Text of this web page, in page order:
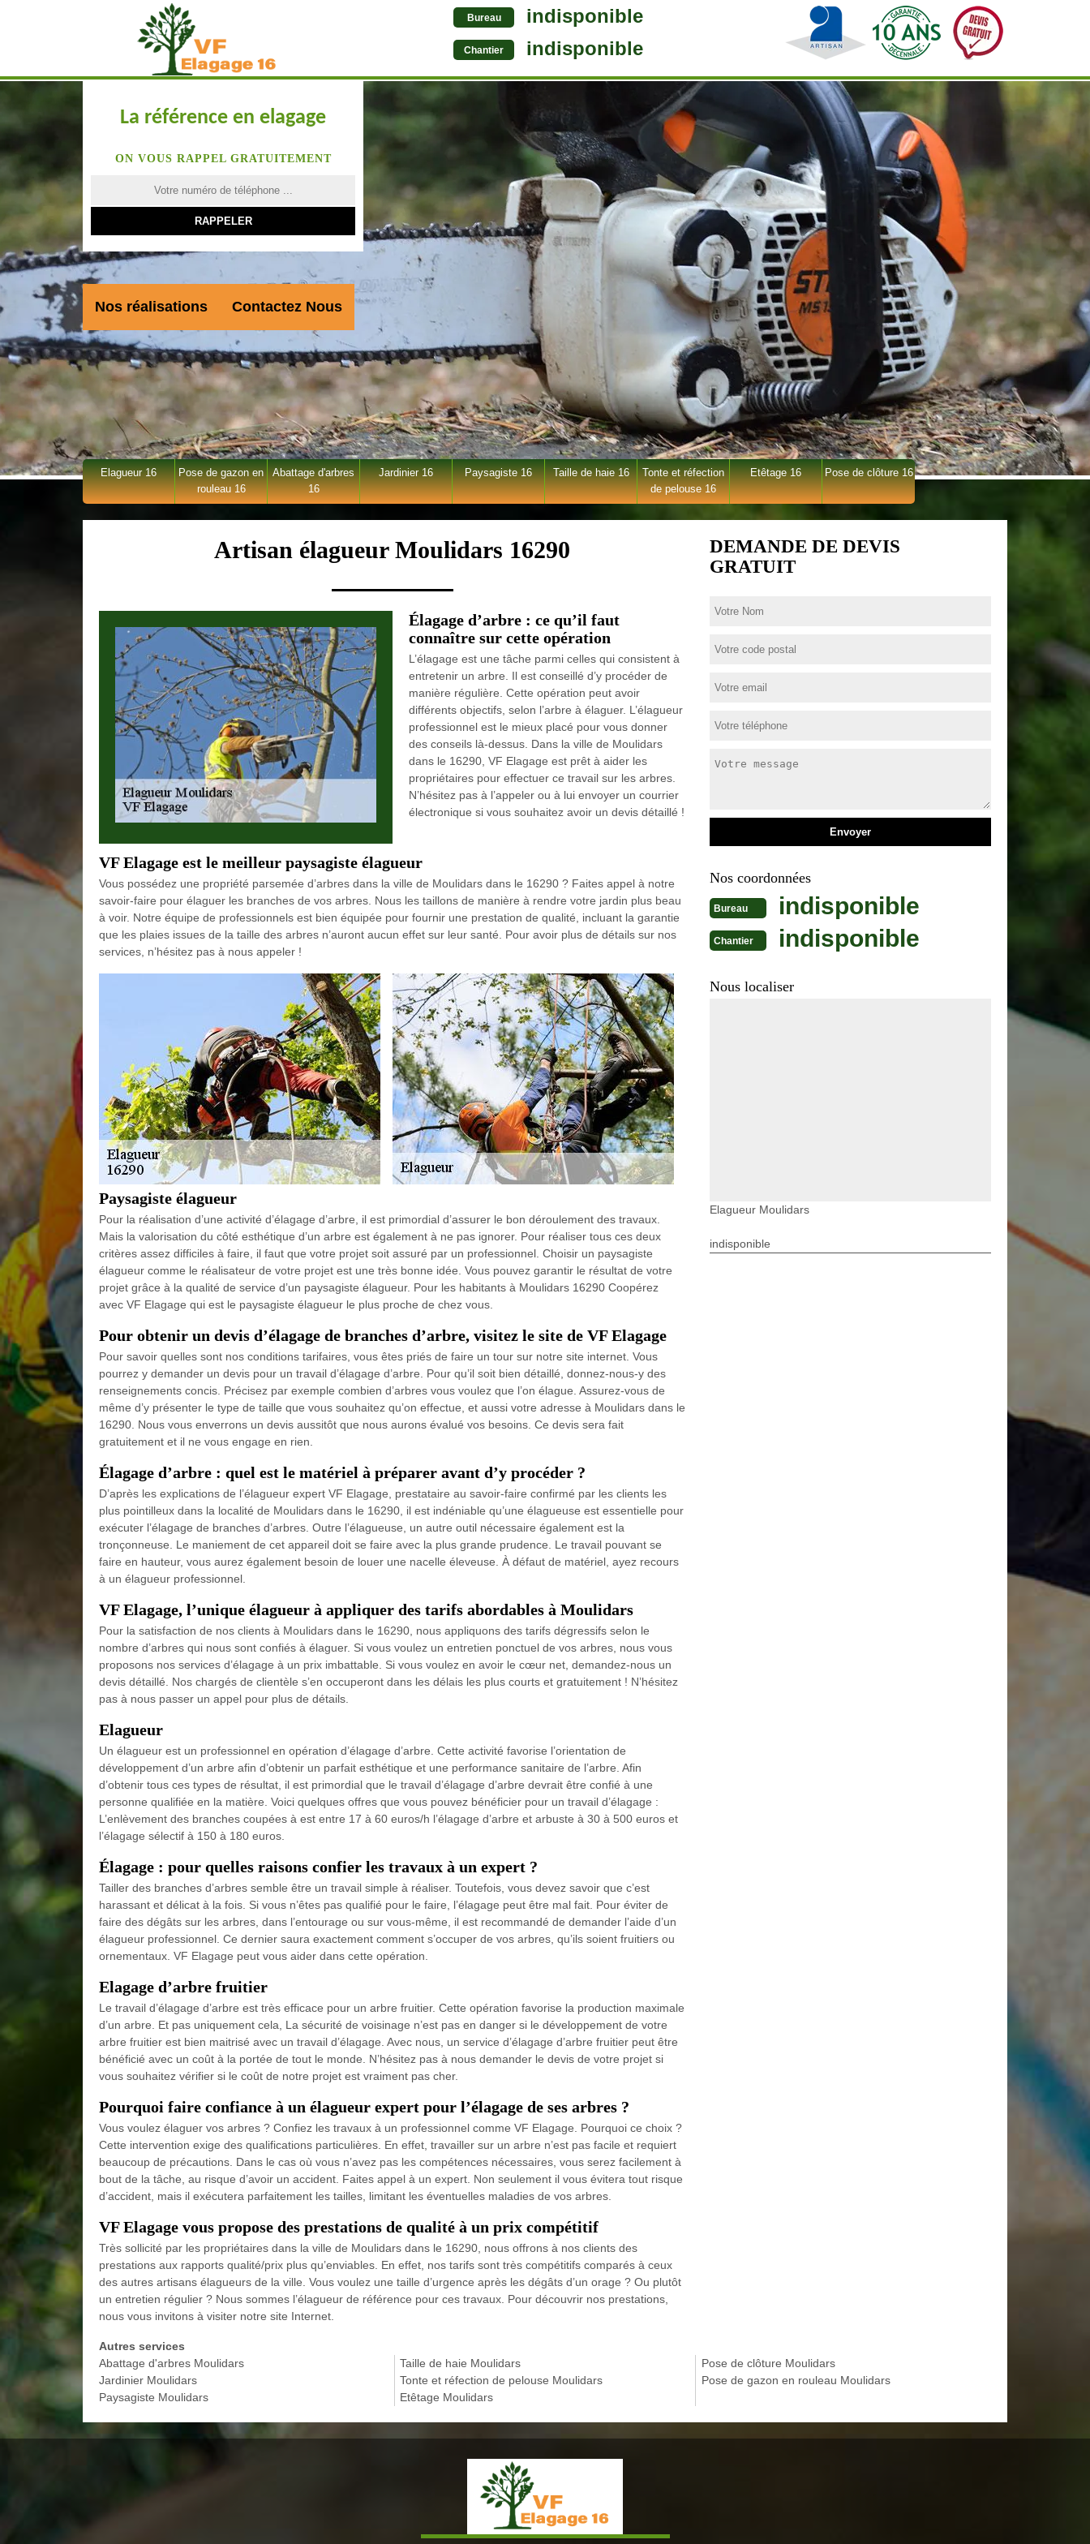
Bureau indisponible
Chantier indisponible
La référence en elagage
ON VOUS RAPPEL GRATUITEMENT
Nos réalisations Contactez Nous
Elagueur 16
Pose de gazon en
rouleau 16
Abattage d'arbres
16
Jardinier 16 Paysagiste 16 Taille de haie 16
Tonte et réfection
de pelouse 16
Etêtage 16 Pose de clôture 16
Artisan élagueur Moulidars 16290
Élagage d’arbre : ce qu’il faut
connaître sur cette opération
L’élagage est une tâche parmi celles qui consistent à
entretenir un arbre. Il est conseillé d’y procéder de
manière régulière. Cette opération peut avoir
différents objectifs, selon l’arbre à élaguer. L’élagueur
professionnel est le mieux placé pour vous donner
des conseils là-dessus. Dans la ville de Moulidars
dans le 16290, VF Elagage est prêt à aider les
propriétaires pour effectuer ce travail sur les arbres.
N’hésitez pas à l’appeler ou à lui envoyer un courrier
électronique si vous souhaitez avoir un devis détaillé !
VF Elagage est le meilleur paysagiste élagueur
Vous possédez une propriété parsemée d’arbres dans la ville de Moulidars dans le 16290 ? Faites appel à notre
savoir-faire pour élaguer les branches de vos arbres. Nous les taillons de manière à rendre votre jardin plus beau
à voir. Notre équipe de professionnels est bien équipée pour fournir une prestation de qualité, incluant la garantie
que les plaies issues de la taille des arbres n’auront aucun effet sur leur santé. Pour avoir plus de détails sur nos
services, n’hésitez pas à nous appeler !
Paysagiste élagueur
Pour la réalisation d’une activité d’élagage d’arbre, il est primordial d’assurer le bon déroulement des travaux.
Mais la valorisation du côté esthétique d’un arbre est également à ne pas ignorer. Pour réaliser tous ces deux
critères assez difficiles à faire, il faut que votre projet soit assuré par un professionnel. Choisir un paysagiste
élagueur comme le réalisateur de votre projet est une très bonne idée. Vous pouvez garantir le résultat de votre
projet grâce à la qualité de service d’un paysagiste élagueur. Pour les habitants à Moulidars 16290 Coopérez
avec VF Elagage qui est le paysagiste élagueur le plus proche de chez vous.
Pour obtenir un devis d’élagage de branches d’arbre, visitez le site de VF Elagage
Pour savoir quelles sont nos conditions tarifaires, vous êtes priés de faire un tour sur notre site internet. Vous
pourrez y demander un devis pour un travail d’élagage d’arbre. Pour qu’il soit bien détaillé, donnez-nous-y des
renseignements concis. Précisez par exemple combien d’arbres vous voulez que l’on élague. Assurez-vous de
même d’y présenter le type de taille que vous souhaitez qu’on effectue, et aussi votre adresse à Moulidars dans le
16290. Nous vous enverrons un devis aussitôt que nous aurons évalué vos besoins. Ce devis sera fait
gratuitement et il ne vous engage en rien.
Élagage d’arbre : quel est le matériel à préparer avant d’y procéder ?
D’après les explications de l’élagueur expert VF Elagage, prestataire au savoir-faire confirmé par les clients les
plus pointilleux dans la localité de Moulidars dans le 16290, il est indéniable qu’une élagueuse est essentielle pour
exécuter l’élagage de branches d’arbres. Outre l’élagueuse, un autre outil nécessaire également est la
tronçonneuse. Le maniement de cet appareil doit se faire avec la plus grande prudence. Le travail pouvant se
faire en hauteur, vous aurez également besoin de louer une nacelle éleveuse. À défaut de matériel, ayez recours
à un élagueur professionnel.
VF Elagage, l’unique élagueur à appliquer des tarifs abordables à Moulidars
Pour la satisfaction de nos clients à Moulidars dans le 16290, nous appliquons des tarifs dégressifs selon le
nombre d’arbres qui nous sont confiés à élaguer. Si vous voulez un entretien ponctuel de vos arbres, nous vous
proposons nos services d’élagage à un prix imbattable. Si vous voulez en avoir le cœur net, demandez-nous un
devis détaillé. Nos chargés de clientèle s’en occuperont dans les délais les plus courts et gratuitement ! N’hésitez
pas à nous passer un appel pour plus de détails.
Elagueur
Un élagueur est un professionnel en opération d’élagage d’arbre. Cette activité favorise l’orientation de
développement d’un arbre afin d’obtenir un parfait esthétique et une performance sanitaire de l’arbre. Afin
d’obtenir tous ces types de résultat, il est primordial que le travail d’élagage d’arbre devrait être confié à une
personne qualifiée en la matière. Voici quelques offres que vous pouvez bénéficier pour un travail d’élagage :
L’enlèvement des branches coupées à est entre 17 à 60 euros/h l’élagage d’arbre et arbuste à 30 à 500 euros et
l’élagage sélectif à 150 à 180 euros.
Élagage : pour quelles raisons confier les travaux à un expert ?
Tailler des branches d’arbres semble être un travail simple à réaliser. Toutefois, vous devez savoir que c’est
harassant et délicat à la fois. Si vous n’êtes pas qualifié pour le faire, l’élagage peut être mal fait. Pour éviter de
faire des dégâts sur les arbres, dans l’entourage ou sur vous-même, il est recommandé de demander l’aide d’un
élagueur professionnel. Ce dernier saura exactement comment s’occuper de vos arbres, qu’ils soient fruitiers ou
ornementaux. VF Elagage peut vous aider dans cette opération.
Elagage d’arbre fruitier
Le travail d’élagage d’arbre est très efficace pour un arbre fruitier. Cette opération favorise la production maximale
d’un arbre. Et pas uniquement cela, La sécurité de voisinage n’est pas en danger si le développement de votre
arbre fruitier est bien maitrisé avec un travail d’élagage. Avec nous, un service d’élagage d’arbre fruitier peut être
bénéficié avec un coût à la portée de tout le monde. N’hésitez pas à nous demander le devis de votre projet si
vous souhaitez vérifier si le coût de notre projet est vraiment pas cher.
Pourquoi faire confiance à un élagueur expert pour l’élagage de ses arbres ?
Vous voulez élaguer vos arbres ? Confiez les travaux à un professionnel comme VF Elagage. Pourquoi ce choix ?
Cette intervention exige des qualifications particulières. En effet, travailler sur un arbre n’est pas facile et requiert
beaucoup de précautions. Dans le cas où vous n’avez pas les compétences nécessaires, vous serez facilement à
bout de la tâche, au risque d’avoir un accident. Faites appel à un expert. Non seulement il vous évitera tout risque
d’accident, mais il exécutera parfaitement les tailles, limitant les éventuelles maladies de vos arbres.
VF Elagage vous propose des prestations de qualité à un prix compétitif
Très sollicité par les propriétaires dans la ville de Moulidars dans le 16290, nous offrons à nos clients des
prestations aux rapports qualité/prix plus qu’enviables. En effet, nos tarifs sont très compétitifs comparés à ceux
des autres artisans élagueurs de la ville. Vous voulez une taille d’urgence après les dégâts d’un orage ? Ou plutôt
un entretien régulier ? Nous sommes l’élagueur de référence pour ces travaux. Pour découvrir nos prestations,
nous vous invitons à visiter notre site Internet.
DEMANDE DE DEVIS
GRATUIT
Nos coordonnées
Bureau indisponible
Chantier indisponible
Nous localiser
Elagueur Moulidars
indisponible
Autres services
Abattage d'arbres Moulidars
Jardinier Moulidars
Paysagiste Moulidars
Taille de haie Moulidars
Tonte et réfection de pelouse Moulidars
Etêtage Moulidars
Pose de clôture Moulidars
Pose de gazon en rouleau Moulidars